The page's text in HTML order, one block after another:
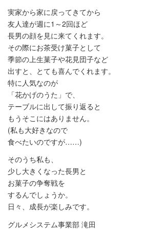
実家から家に戻ってきてから
友人達が週に1～2回ほど
長男の顔を見に来てくれます。
その際にお茶受け菓子として
季節の上生菓子や花見団子など
出すと、とても喜んでくれます。
特に人気なのが
「花かげのうた」で、
テーブルに出して振り返ると
もうそこにはありません。
(私も大好きなので
食べたいのですが……)
そのうち私も、
少し大きくなった長男と
お菓子の争奪戦を
するんでしょうか。
日々、成長が楽しみです。
グルメシステム事業部 滝田